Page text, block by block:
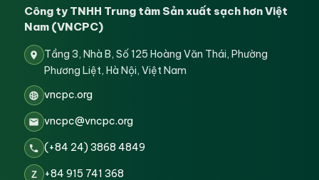
Công ty TNHH Trung tâm Sản xuất sạch hơn Việt
Nam (VNCPC)
Tầng 3, Nhà B, Số 125 Hoàng Văn Thái, Phường
Phương Liệt, Hà Nội, Việt Nam
vncpc.org
vncpc@vncpc.org
(+84 24) 3868 4849
Z +84 915 741 368